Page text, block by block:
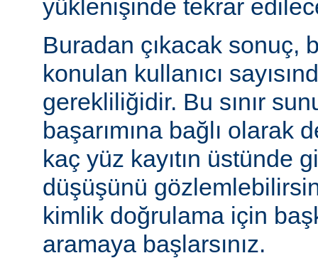
yüklenişinde tekrar
Buradan çıkacak sonuç,
konulan kullanıcı
gerekliliğidir. Bu sınır
başarımına bağlı olarak
kaç yüz kayıtın üstünde
düşüşünü
kimlik doğrulama için
aramaya başlarsınız.